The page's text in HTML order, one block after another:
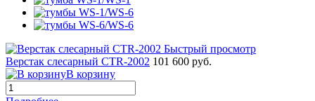
Быстрый просмотр
Верстак слесарный CTR-2002 101 600 руб.
В корзину